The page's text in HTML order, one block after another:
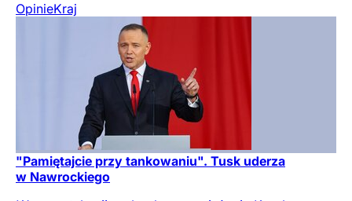
OpinieKraj
"Pamiętajcie przy tankowaniu". Tusk uderza
w Nawrockiego